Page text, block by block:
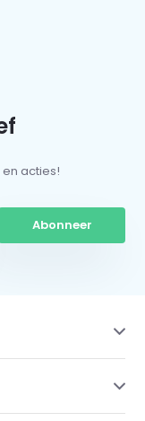
acties!
Abonneer